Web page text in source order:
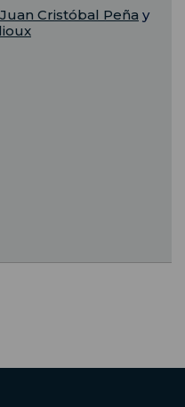
Juan Cristóbal Peña y